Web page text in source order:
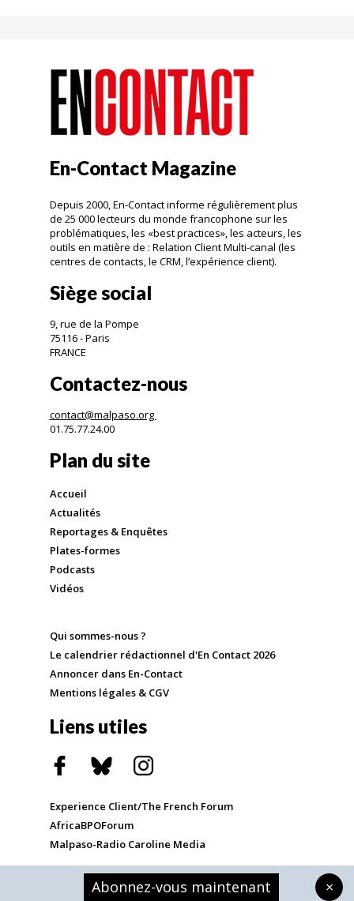
En-Contact Magazine
Depuis 2000, En-Contact informe régulièrement plus
de 25 000 lecteurs du monde francophone sur les
problématiques, les «best practices», les acteurs, les
outils en matière de : Relation Client Multi-canal (les
centres de contacts, le CRM, l’expérience client).
Siège social
9, rue de la Pompe
75116 - Paris
FRANCE
Contactez-nous
contact@malpaso.org
01.75.77.24.00
Plan du site
Accueil
Actualités
Reportages & Enquêtes
Plates-formes
Podcasts
Vidéos
Qui sommes-nous ?
Le calendrier rédactionnel d'En Contact 2026
Annoncer dans En-Contact
Mentions légales & CGV
Liens utiles
Experience Client/The French Forum
AfricaBPOForum
Malpaso-Radio Caroline Media
Abonnez-vous maintenant ×